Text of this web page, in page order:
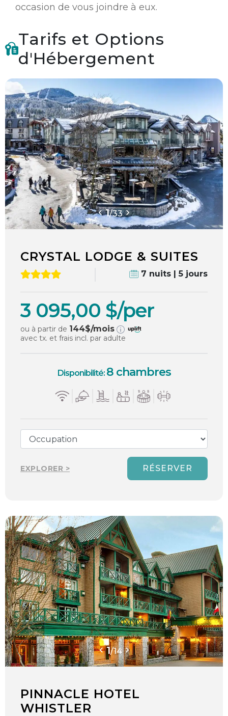
occasion de vous joindre à eux.
Tarifs et Options
d'Hébergement
1/33
CRYSTAL LODGE & SUITES
7 nuits | 5 jours
3 095,00 $/per
ou à partir de 144$/mois
avec tx. et frais incl. par adulte
Disponibilité: 8 chambres
EXPLORER > RÉSERVER
1/14
PINNACLE HOTEL
WHISTLER